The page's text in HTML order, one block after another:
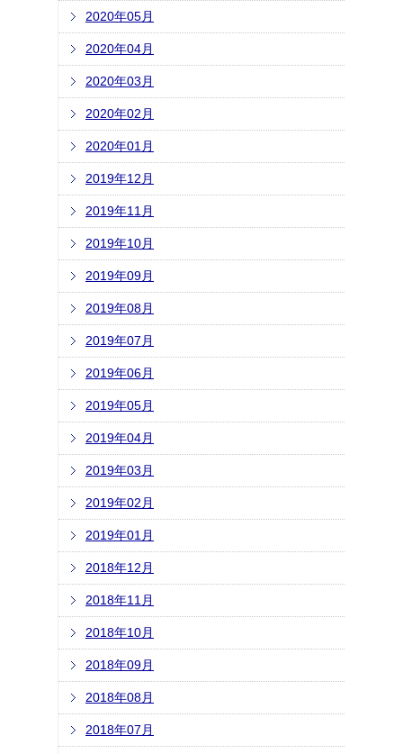
2020年05月
2020年04月
2020年03月
2020年02月
2020年01月
2019年12月
2019年11月
2019年10月
2019年09月
2019年08月
2019年07月
2019年06月
2019年05月
2019年04月
2019年03月
2019年02月
2019年01月
2018年12月
2018年11月
2018年10月
2018年09月
2018年08月
2018年07月